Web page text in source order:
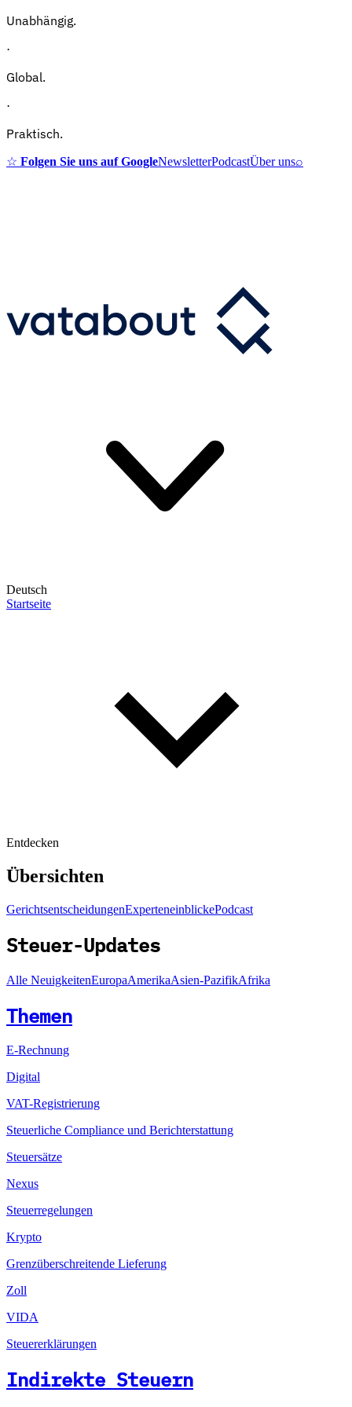
Unabhängig.
·
Global.
·
Praktisch.
☆ Folgen Sie uns auf GoogleNewsletterPodcastÜber uns⌕
Deutsch
Startseite
Entdecken
Übersichten
GerichtsentscheidungenExperteneinblickePodcast
Steuer-Updates
Alle NeuigkeitenEuropaAmerikaAsien-PazifikAfrika
Themen
E-Rechnung
Digital
VAT-Registrierung
Steuerliche Compliance und Berichterstattung
Steuersätze
Nexus
Steuerregelungen
Krypto
Grenzüberschreitende Lieferung
Zoll
VIDA
Steuererklärungen
Indirekte Steuern